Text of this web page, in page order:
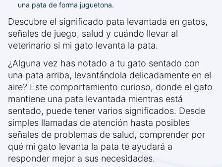
una pata de forma juguetona.
Descubre el significado pata levantada en gatos,
señales de juego, salud y cuándo llevar al
veterinario si mi gato levanta la pata.
¿Alguna vez has notado a tu gato sentado con
una pata arriba, levantándola delicadamente en el
aire? Este comportamiento curioso, donde el gato
mantiene una pata levantada mientras está
sentado, puede tener varios significados. Desde
simples llamadas de atención hasta posibles
señales de problemas de salud, comprender por
qué mi gato levanta la pata te ayudará a
responder mejor a sus necesidades.